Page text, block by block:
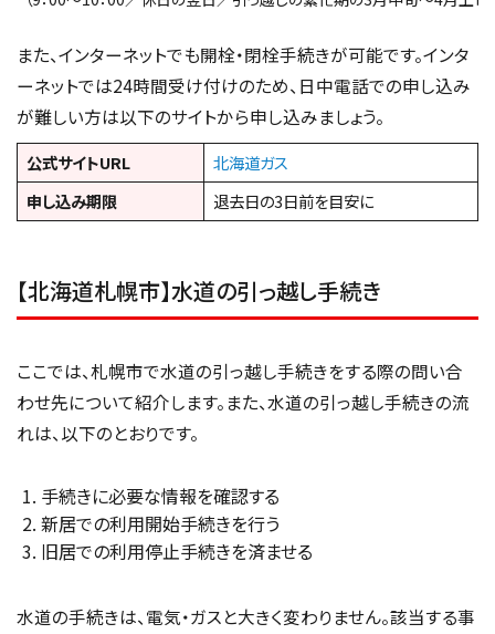
また、インターネットでも開栓・閉栓手続きが可能です。インタ
ーネットでは24時間受け付けのため、日中電話での申し込み
が難しい方は以下のサイトから申し込みましょう。
公式サイトURL
北海道ガス
申し込み期限
退去日の3日前を目安に
【北海道札幌市】水道の引っ越し手続き
ここでは、札幌市で水道の引っ越し手続きをする際の問い合
わせ先について紹介します。また、水道の引っ越し手続きの流
れは、以下のとおりです。
手続きに必要な情報を確認する
新居での利用開始手続きを行う
旧居での利用停止手続きを済ませる
水道の手続きは、電気・ガスと大きく変わりません。該当する事